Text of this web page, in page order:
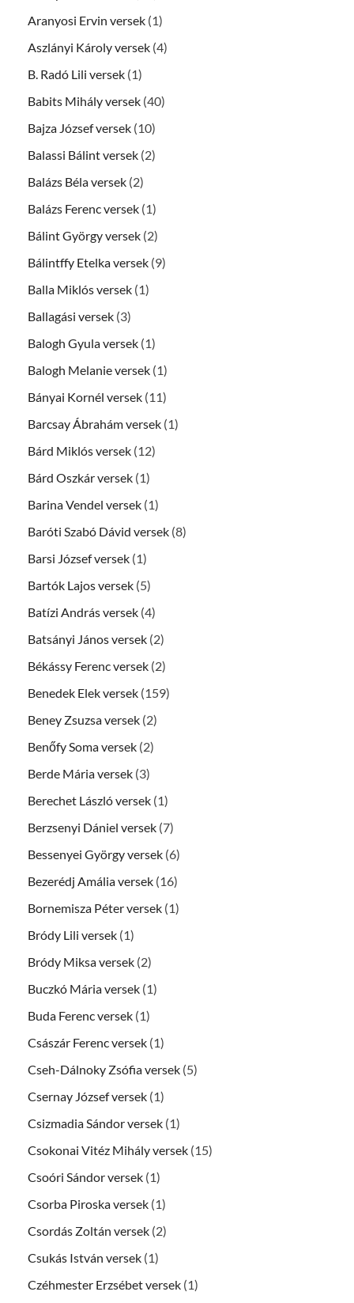
Aranyosi Ervin versek (1)
Aszlányi Károly versek (4)
B. Radó Lili versek (1)
Babits Mihály versek (40)
Bajza József versek (10)
Balassi Bálint versek (2)
Balázs Béla versek (2)
Balázs Ferenc versek (1)
Bálint György versek (2)
Bálintffy Etelka versek (9)
Balla Miklós versek (1)
Ballagási versek (3)
Balogh Gyula versek (1)
Balogh Melanie versek (1)
Bányai Kornél versek (11)
Barcsay Ábrahám versek (1)
Bárd Miklós versek (12)
Bárd Oszkár versek (1)
Barina Vendel versek (1)
Baróti Szabó Dávid versek (8)
Barsi József versek (1)
Bartók Lajos versek (5)
Batízi András versek (4)
Batsányi János versek (2)
Békássy Ferenc versek (2)
Benedek Elek versek (159)
Beney Zsuzsa versek (2)
Benőfy Soma versek (2)
Berde Mária versek (3)
Berechet László versek (1)
Berzsenyi Dániel versek (7)
Bessenyei György versek (6)
Bezerédj Amália versek (16)
Bornemisza Péter versek (1)
Bródy Lili versek (1)
Bródy Miksa versek (2)
Buczkó Mária versek (1)
Buda Ferenc versek (1)
Császár Ferenc versek (1)
Cseh-Dálnoky Zsófia versek (5)
Csernay József versek (1)
Csizmadia Sándor versek (1)
Csokonai Vitéz Mihály versek (15)
Csoóri Sándor versek (1)
Csorba Piroska versek (1)
Csordás Zoltán versek (2)
Csukás István versek (1)
Czéhmester Erzsébet versek (1)